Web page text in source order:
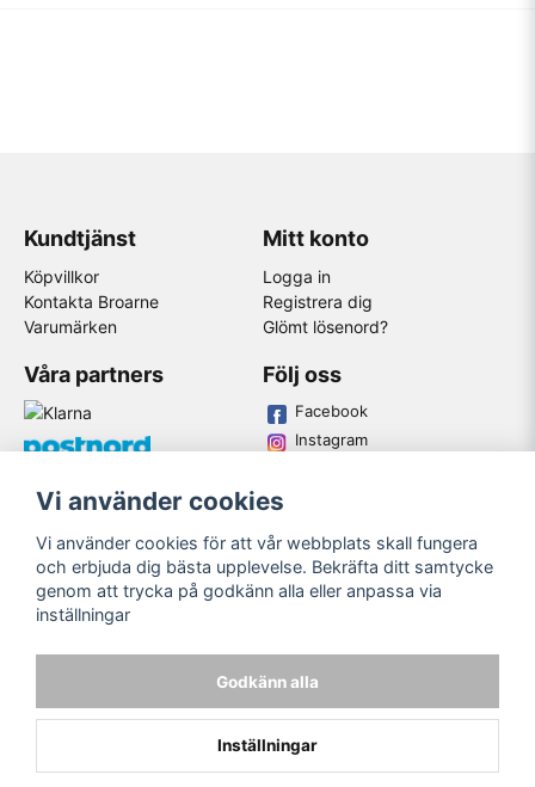
Kundtjänst
Köpvillkor
Kontakta Broarne
Varumärken
Mitt konto
Logga in
Registrera dig
Glömt lösenord?
Våra partners Följ oss
Facebook
Instagram
© Copyright
Vi använder cookies
Vi använder cookies för att vår webbplats skall fungera
och erbjuda dig bästa upplevelse. Bekräfta ditt samtycke
genom att trycka på godkänn alla eller anpassa via
inställningar
Godkänn alla
Inställningar